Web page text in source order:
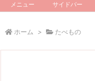
メニュー サイドバー
ホーム > たべもの